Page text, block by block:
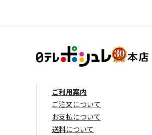
ご利用案内
ご注文について
お支払について
送料について